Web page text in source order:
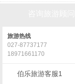
旅游热线
027-87737177
18971661170
伯乐旅游客服1